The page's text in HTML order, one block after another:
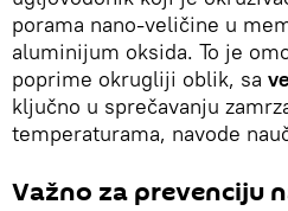
porama nano-veličine u
aluminijum oksida. To je
poprime okrugliji oblik, sa
ključno u sprečavanju
temperaturama, navode
Važno za prevenciju